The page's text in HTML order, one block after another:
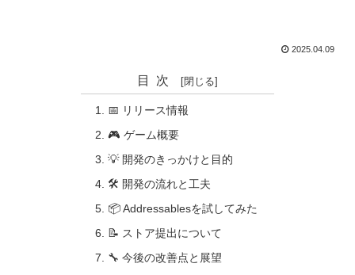
2025.04.09
目次
📅 リリース情報
🎮 ゲーム概要
💡 開発のきっかけと目的
🛠 開発の流れと工夫
📦 Addressablesを試してみた
📝 ストア提出について
🔧 今後の改善点と展望